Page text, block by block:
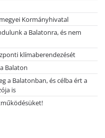
Kormányhivatal
a Balatonra, és nem
klímaberendezését
Balaton
a Balatonban, és célba ért a
is